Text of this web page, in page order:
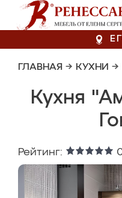
ГЛАВНАЯ → КУХНИ →
Кухня
Рейтинг: